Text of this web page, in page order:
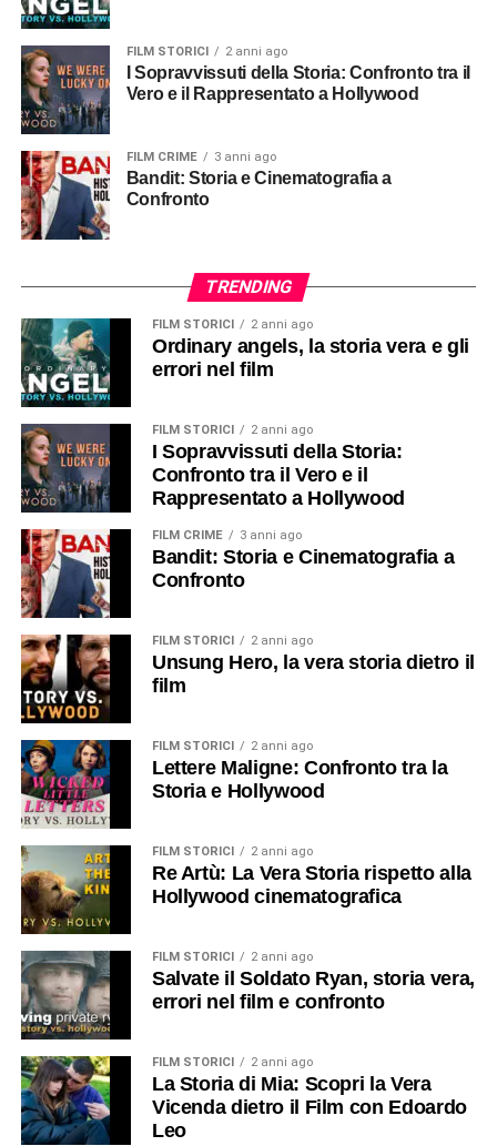
FILM STORICI 2 anni ago
Vero e il Rappresentato a Hollywood
FILM CRIME 3 anni ago
Bandit: Storia e Cinematografia a
Confronto
TRENDING
FILM STORICI 2 anni ago
Ordinary angels, la storia vera e gli
errori nel film
FILM STORICI 2 anni ago
I Sopravvissuti della Storia:
Confronto tra il Vero e il
Rappresentato a Hollywood
FILM CRIME 3 anni ago
Bandit: Storia e Cinematografia a
Confronto
FILM STORICI 2 anni ago
Unsung Hero, la vera storia dietro il
film
FILM STORICI 2 anni ago
Lettere Maligne: Confronto tra la
Storia e Hollywood
FILM STORICI 2 anni ago
Re Artù: La Vera Storia rispetto alla
Hollywood cinematografica
FILM STORICI 2 anni ago
Salvate il Soldato Ryan, storia vera,
errori nel film e confronto
FILM STORICI 2 anni ago
La Storia di Mia: Scopri la Vera
Vicenda dietro il Film con Edoardo
Leo